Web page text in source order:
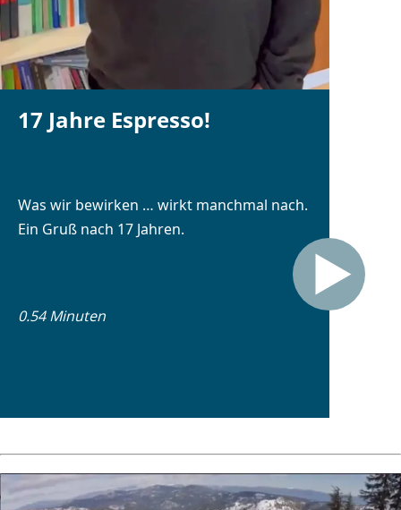
17 Jahre Espresso!
Was wir bewirken … wirkt manchmal nach.
Ein Gruß nach 17 Jahren.
0.54 Minuten